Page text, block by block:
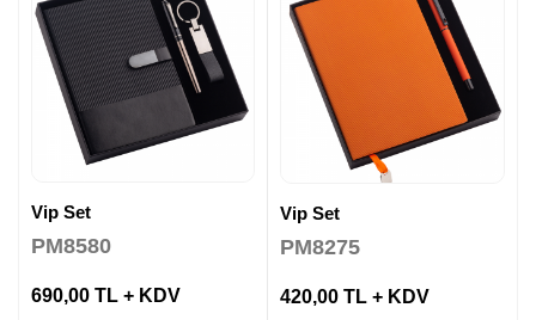
Vip Set
PM8580
690,00 TL + KDV
Vip Set
PM8275
420,00 TL + KDV